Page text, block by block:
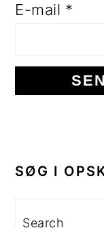
E-mail *
SIDEBAR
SØG I
Search